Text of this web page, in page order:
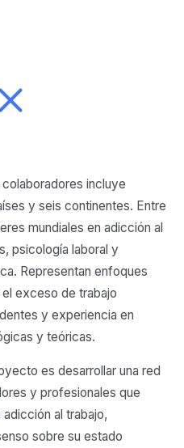
incluye
y seis continentes. Entre
mundiales en adicción al
psicología laboral y
Representan enfoques
exceso de trabajo
y experiencia en
y teóricas.
es desarrollar una red
y profesionales que
al trabajo,
sobre su estado